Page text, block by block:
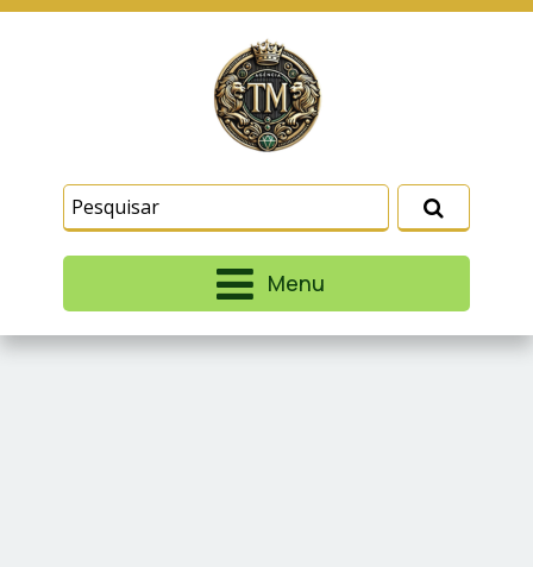
Menu
similares para lembrar e entender como você usa
nosso site, analisar seu uso de nossos produtos
e serviços, ajudar com nossos esforços de
marketing e fornecer conteúdo de terceiros. Leia
Termos e CondiçõesePolítica de